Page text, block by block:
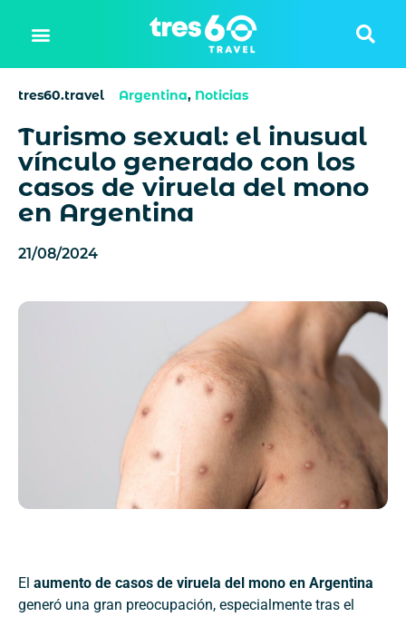
tres60.travel Argentina, Noticias
Turismo sexual: el inusual
vínculo generado con los
casos de viruela del mono
en Argentina
21/08/2024
El aumento de casos de viruela del mono en Argentina
generó una gran preocupación, especialmente tras el